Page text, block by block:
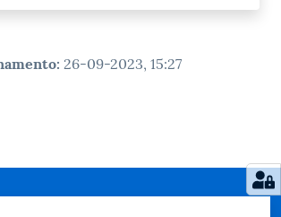
: 26-09-2023, 15:27